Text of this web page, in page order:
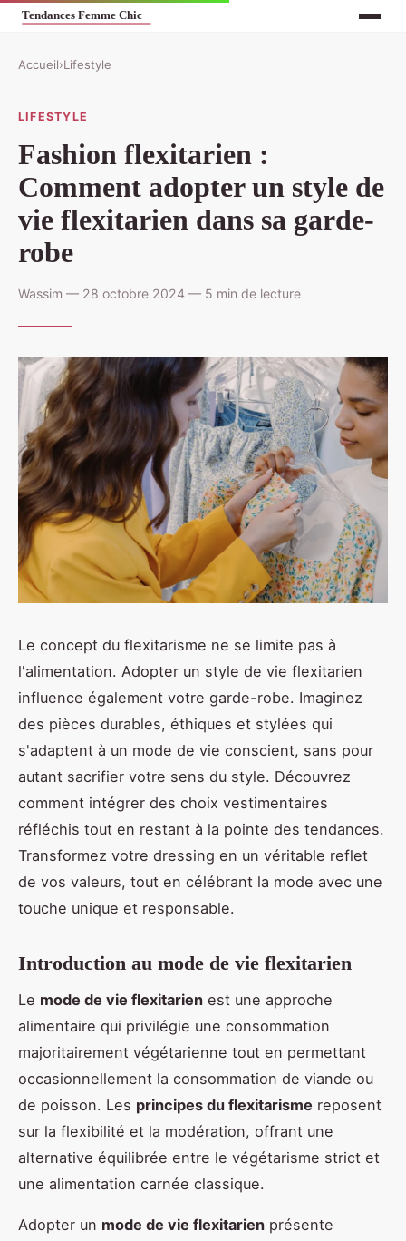
Accueil›Lifestyle
LIFESTYLE
Fashion flexitarien :
Comment adopter un style de
vie flexitarien dans sa garde-
robe
Wassim — 28 octobre 2024 — 5 min de lecture
Le concept du flexitarisme ne se limite pas à
l'alimentation. Adopter un style de vie flexitarien
influence également votre garde-robe. Imaginez
des pièces durables, éthiques et stylées qui
s'adaptent à un mode de vie conscient, sans pour
autant sacrifier votre sens du style. Découvrez
comment intégrer des choix vestimentaires
réfléchis tout en restant à la pointe des tendances.
Transformez votre dressing en un véritable reflet
de vos valeurs, tout en célébrant la mode avec une
touche unique et responsable.
Introduction au mode de vie flexitarien
Le mode de vie flexitarien est une approche
alimentaire qui privilégie une consommation
majoritairement végétarienne tout en permettant
occasionnellement la consommation de viande ou
de poisson. Les principes du flexitarisme reposent
sur la flexibilité et la modération, offrant une
alternative équilibrée entre le végétarisme strict et
une alimentation carnée classique.
Adopter un mode de vie flexitarien présente